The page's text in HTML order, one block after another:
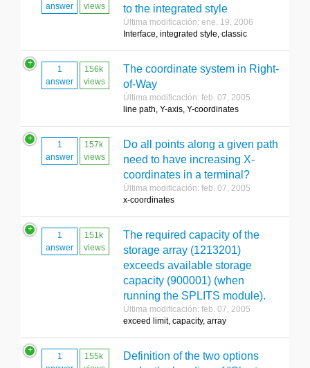
answer
views
to the integrated style
Última modificación: ene. 19, 2006
Interface, integrated style, classic
1
answer
156k
views
The coordinate system in Right-
of-Way
Última modificación: feb. 07, 2005
line path, Y-axis, Y-coordinates
1
answer
157k
views
Do all points along a given path
need to have increasing X-
coordinates in a terminal?
Última modificación: feb. 07, 2005
x-coordinates
1
answer
151k
views
The required capacity of the
storage array (1213201)
exceeds available storage
capacity (900001) (when
running the SPLITS module).
Última modificación: feb. 07, 2005
exceed limit, capacity, array
1
155k
Definition of the two options